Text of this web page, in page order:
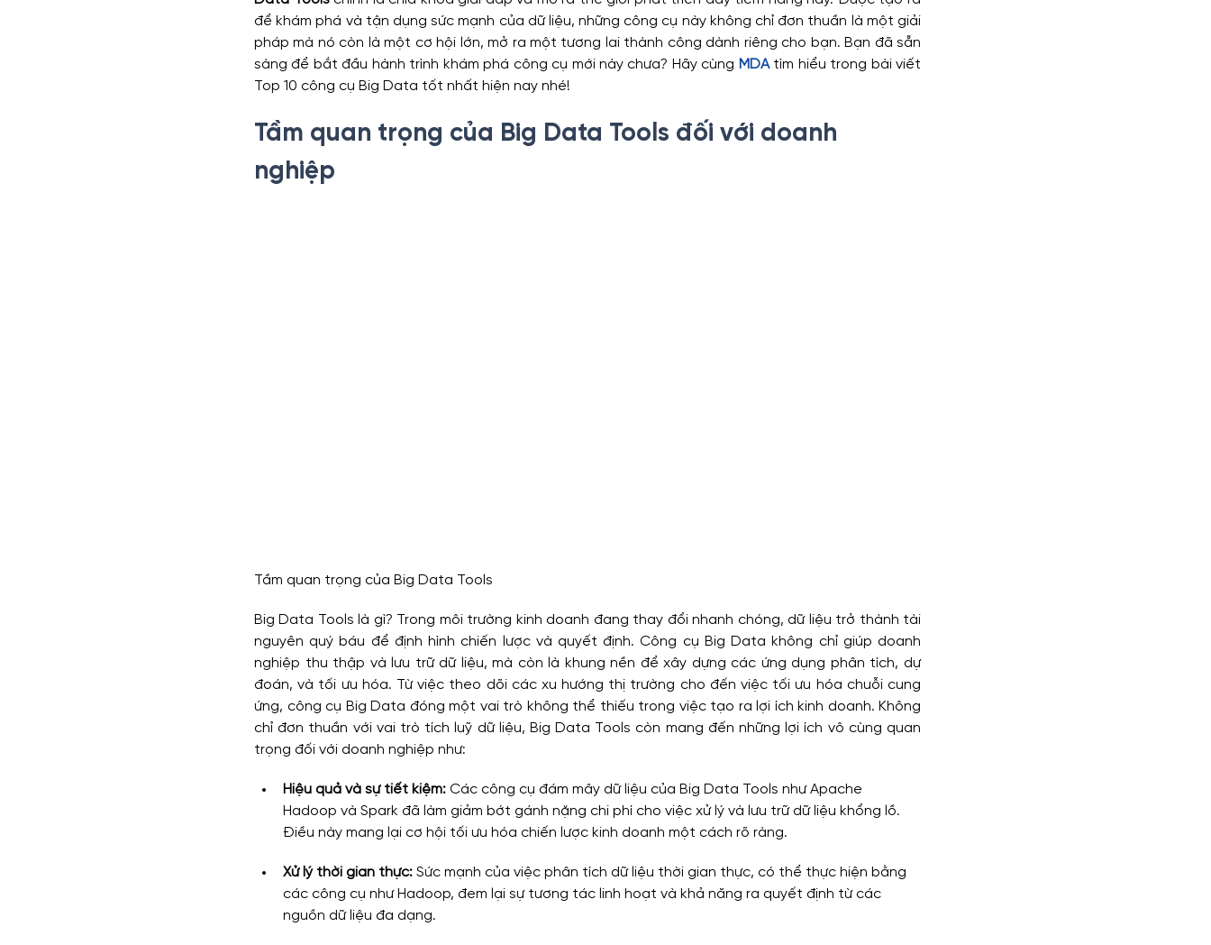
Functions Marketing Analytics Financial Analytics Sales Analytics HR Analytics
Series Phân tích dữ liệu kinh doanh
để khám phá và tận dụng sức mạnh của dữ liệu, những công cụ này không chỉ đơn thuần là một giải
pháp mà nó còn là một cơ hội lớn, mở ra một tương lai thành công dành riêng cho bạn. Bạn đã sẵn
sàng để bắt đầu hành trình khám phá công cụ mới này chưa? Hãy cùng MDA tìm hiểu trong bài viết
Top 10 công cụ Big Data tốt nhất hiện nay nhé!
Tầm quan trọng của Big Data Tools đối với doanh
nghiệp
Tầm quan trọng của Big Data Tools
Big Data Tools là gì? Trong môi trường kinh doanh đang thay đổi nhanh chóng, dữ liệu trở thành tài
nguyên quý báu để định hình chiến lược và quyết định. Công cụ Big Data không chỉ giúp doanh
nghiệp thu thập và lưu trữ dữ liệu, mà còn là khung nền để xây dựng các ứng dụng phân tích, dự
đoán, và tối ưu hóa. Từ việc theo dõi các xu hướng thị trường cho đến việc tối ưu hóa chuỗi cung
ứng, công cụ Big Data đóng một vai trò không thể thiếu trong việc tạo ra lợi ích kinh doanh. Không
chỉ đơn thuần với vai trò tích luỹ dữ liệu, Big Data Tools còn mang đến những lợi ích vô cùng quan
trọng đối với doanh nghiệp như:
Hiệu quả và sự tiết kiệm: Các công cụ đám mây dữ liệu của Big Data Tools như Apache
Hadoop và Spark đã làm giảm bớt gánh nặng chi phí cho việc xử lý và lưu trữ dữ liệu khổng lồ.
Điều này mang lại cơ hội tối ưu hóa chiến lược kinh doanh một cách rõ ràng.
Xử lý thời gian thực: Sức mạnh của việc phân tích dữ liệu thời gian thực, có thể thực hiện bằng
các công cụ như Hadoop, đem lại sự tương tác linh hoạt và khả năng ra quyết định từ các
nguồn dữ liệu đa dạng.